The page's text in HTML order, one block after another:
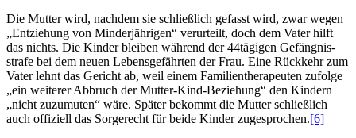
Die Mutter wird, nachdem sie schließlich gefasst wird, zwar wegen
„Entziehung von Minder­jährigen“ verurteilt, doch dem Vater hilft
das nichts. Die Kinder bleiben während der 44tägigen Gefängnis­
strafe bei dem neuen Lebens­gefährten der Frau. Eine Rückkehr zum
Vater lehnt das Gericht ab, weil einem Familien­therapeuten zufolge
„ein weiterer Abbruch der Mutter-Kind-Beziehung“ den Kindern
„nicht zuzumuten“ wäre. Später bekommt die Mutter schließlich
auch offiziell das Sorgerecht für beide Kinder zugesprochen.[6]